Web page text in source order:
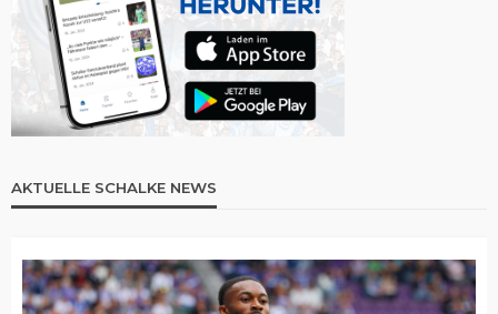
AKTUELLE SCHALKE NEWS